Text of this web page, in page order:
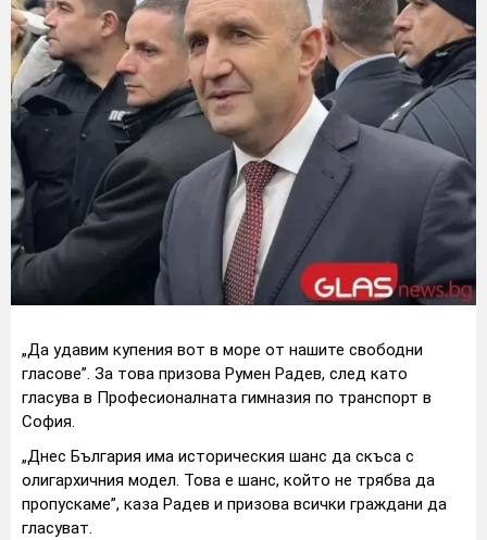
„Да удавим купения вот в море от нашите свободни
гласове”. За това призова Румен Радев, след като
гласува в Професионалната гимназия по транспорт в
София.
„Днес България има историческия шанс да скъса с
олигархичния модел. Това е шанс, който не трябва да
пропускаме”, каза Радев и призова всички граждани да
гласуват.